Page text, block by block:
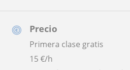
Precio
Primera clase gratis
15€/h